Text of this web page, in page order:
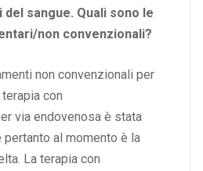
sangue. Quali sono le
non convenzionali?
non convenzionali per
con
via endovenosa è stata
al momento è la
La terapia con